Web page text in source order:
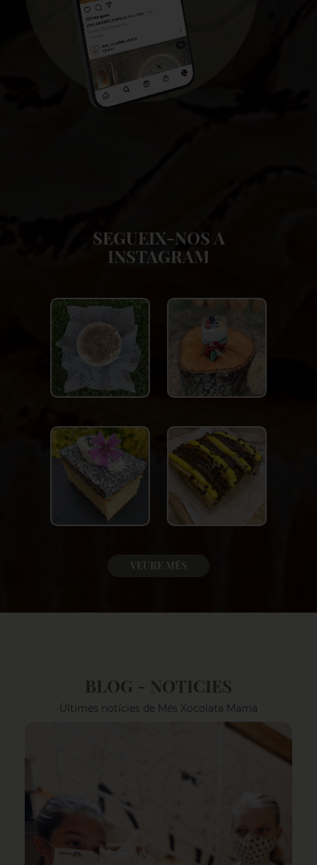
SEGUEIX-NOS A
INSTAGRAM
VEURE MÉS
BLOG - NOTICIES
Últimes notícies de Més Xocolata Mama